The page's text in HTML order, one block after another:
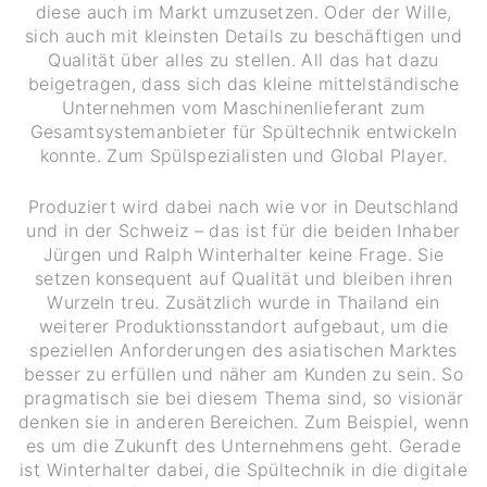
diese auch im Markt umzusetzen. Oder der Wille,
sich auch mit kleinsten Details zu beschäftigen und
Qualität über alles zu stellen. All das hat dazu
beigetragen, dass sich das kleine mittelständische
Unternehmen vom Maschinenlieferant zum
Gesamtsystemanbieter für Spültechnik entwickeln
konnte. Zum Spülspezialisten und Global Player.
Produziert wird dabei nach wie vor in Deutschland
und in der Schweiz – das ist für die beiden Inhaber
Jürgen und Ralph Winterhalter keine Frage. Sie
setzen konsequent auf Qualität und bleiben ihren
Wurzeln treu. Zusätzlich wurde in Thailand ein
weiterer Produktionsstandort aufgebaut, um die
speziellen Anforderungen des asiatischen Marktes
besser zu erfüllen und näher am Kunden zu sein. So
pragmatisch sie bei diesem Thema sind, so visionär
denken sie in anderen Bereichen. Zum Beispiel, wenn
es um die Zukunft des Unternehmens geht. Gerade
ist Winterhalter dabei, die Spültechnik in die digitale